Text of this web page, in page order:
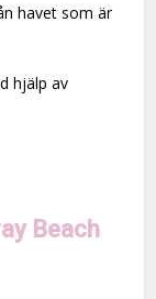
havet som är
hjälp av
Beach